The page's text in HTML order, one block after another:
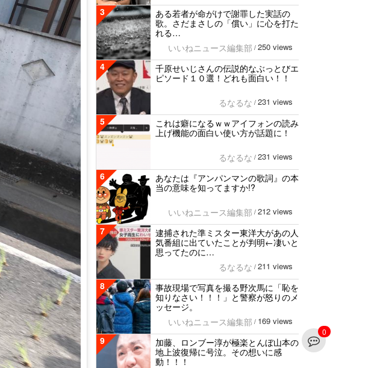
0
3
ある若者が命がけで謝罪した実話の
歌。さだまさしの「償い」に心を打た
れる…
いいねニュース編集部 / 250 views
4
千原せいじさんの伝説的なぶっとびエ
ピソード１０選！どれも面白い！！
るなるな / 231 views
5
これは癖になるｗｗアイフォンの読み
上げ機能の面白い使い方が話題に！
るなるな / 231 views
6
あなたは『アンパンマンの歌詞』の本
当の意味を知ってますか!?
いいねニュース編集部 / 212 views
7
逮捕された準ミスター東洋大があの人
気番組に出ていたことが判明←凄いと
思ってたのに…
るなるな / 211 views
8
事故現場で写真を撮る野次馬に「恥を
知りなさい！！！」と警察が怒りのメ
ッセージ。
いいねニュース編集部 / 169 views
9
加藤、ロンブー淳が極楽とんぼ山本の
地上波復帰に号泣。その想いに感
動！！！